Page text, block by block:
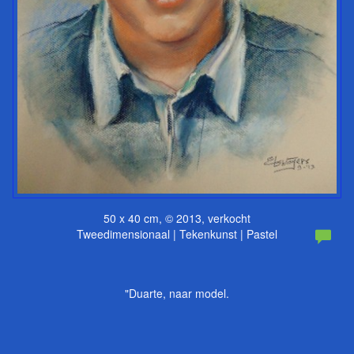
50 x 40 cm, © 2013, verkocht
Tweedimensionaal | Tekenkunst | Pastel
"Duarte, naar model.